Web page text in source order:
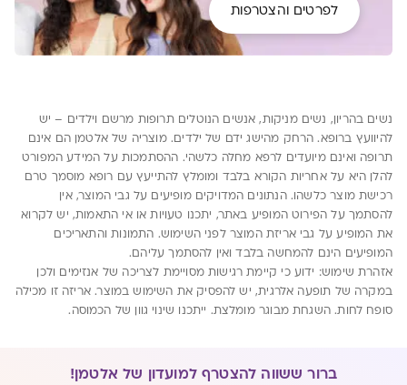
לפרטים והצטרפות
נשים בהריון, נשים מניקות, אנשים הנוטלים תרופות מרשם וילדים – יש
להיוועץ ברופא. הרחק מהישג ידם של ילדים. מוצריה של אלטמן הם אינם
תרופה ואינם מיועדים לרפא מחלה כלשהי. ההסתמכות על המידע המפורט
להלן היא על אחריות הקורא בלבד ומומלץ להתייעץ עם רופא מוסמך טרם
רכישת מוצר כלשהו. הנתונים המדויקים מופיעים על גבי המוצר, אין
להסתמך על הפירוט המופיע באתר, יתכנו טעויות או אי התאמות, יש לקרוא
את המופיע על גבי אריזת המוצר לפני השימוש. התמונות והתאריכים
המופיעים הינם להמחשה בלבד ואין להסתמך עליהם.
אזהרת שימוש: ידוע כי קיימת רגישות מסויימת לצריכה של אנזימים ולכן
במקרה של תופעה אלרגית, יש להפסיק את השימוש במוצר. אריזה זו מכילה
סופח לחות. השגחת מבוגר מומלצת. ייתכנו שינוי גוון של הכמוסה.
ברור ששווה להצטרף למועדון של אלטמן!